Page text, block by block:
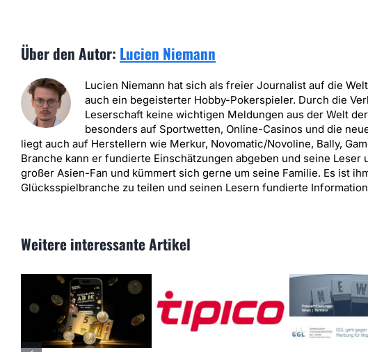
Über den Autor: Lucien Niemann
Lucien Niemann hat sich als freier Journalist auf die
auch ein begeisterter Hobby-Pokerspieler. Durch die
Leserschaft keine wichtigen Meldungen aus der Welt
besonders auf Sportwetten, Online-Casinos und die
liegt auch auf Herstellern wie Merkur, Novomatic/Novoline, Bally,
Branche kann er fundierte Einschätzungen abgeben und seine
großer Asien-Fan und kümmert sich gerne um seine Familie. Es ist
Glücksspielbranche zu teilen und seinen Lesern fundierte
Weitere interessante Artikel